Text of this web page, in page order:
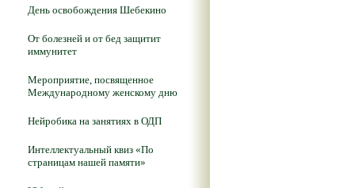
День освобождения Шебекино
От болезней и от бед защитит
иммунитет
Мероприятие, посвященное
Международному женскому дню
Нейробика на занятиях в ОДП
Интеллектуальный квиз «По
страницам нашей памяти»